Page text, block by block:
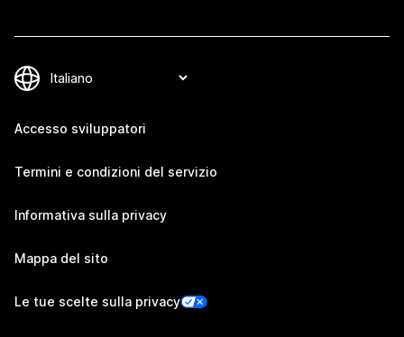
Accesso sviluppatori
Termini e condizioni del servizio
Informativa sulla privacy
Mappa del sito
Le tue scelte sulla privacy